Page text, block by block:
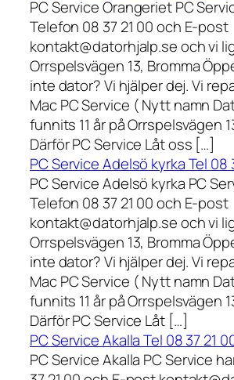
PC Service Orangeriet PC
Telefon 08 37 21 00 och E-post
kontakt@datorhjalp.se och vi
Orrspelsvägen 13, Bromma
inte dator? Vi hjälper dej. Vi
Mac PC Service ( Nytt namn
funnits 11 år på Orrspelsvägen
Därför PC Service Låt oss […]
PC Service Adelsö kyrka Tel 08
PC Service Adelsö kyrka PC
Telefon 08 37 21 00 och E-post
kontakt@datorhjalp.se och vi
Orrspelsvägen 13, Bromma
inte dator? Vi hjälper dej. Vi
Mac PC Service ( Nytt namn
funnits 11 år på Orrspelsvägen
Därför PC Service Låt […]
PC Service Akalla Tel 08 37 21
PC Service Akalla PC Service